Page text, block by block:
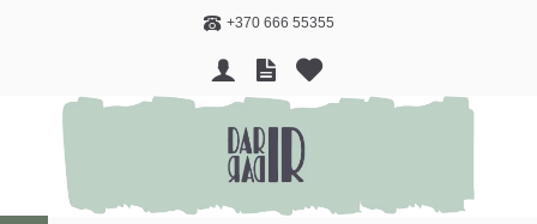
+370 666 55355